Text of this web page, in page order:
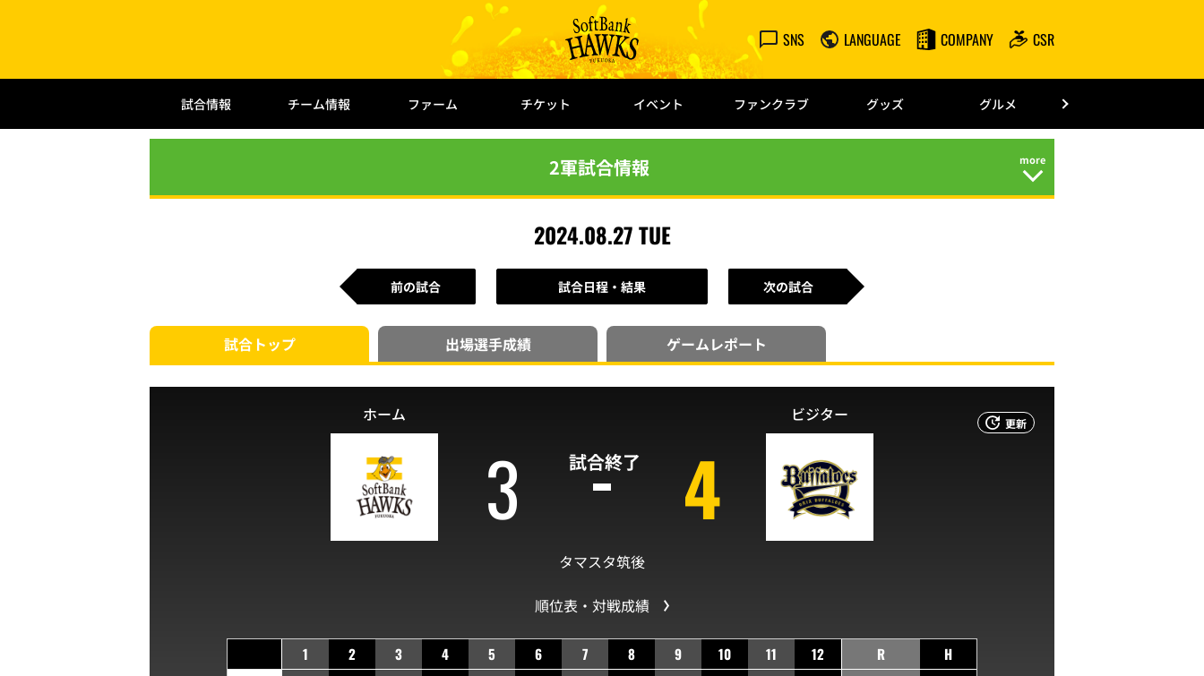
SNS LANGUAGE COMPANY CSR
試合情報 チーム情報 ファーム チケット イベント ファンクラブ グッズ グルメ
2軍試合情報
2024.08.27 TUE
前の試合 試合日程・結果 次の試合
試合トップ 出場選手成績 ゲームレポート
更新
試合終了
ホーム
3 4
ビジター
タマスタ筑後
順位表・対戦成績
1 2 3 4 5 6 7 8 9 10 11 12 R H